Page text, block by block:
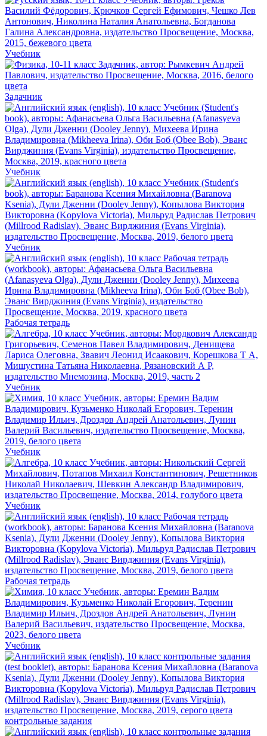
Учебник
Задачник
Учебник
Учебник
Рабочая тетрадь
Учебник
Учебник
Учебник
Рабочая тетрадь
Учебник
контрольные задания